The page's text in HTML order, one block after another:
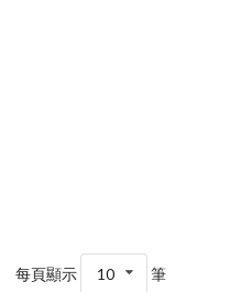
每頁顯示 10 筆